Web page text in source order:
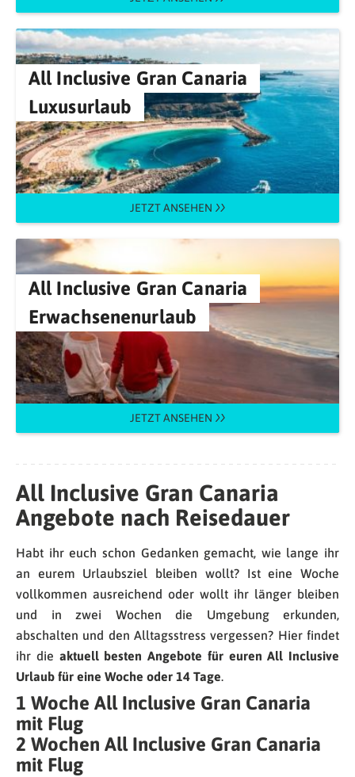
All Inclusive Gran Canaria
Luxusurlaub
JETZT ANSEHEN
All Inclusive Gran Canaria
Erwachsenenurlaub
JETZT ANSEHEN
All Inclusive Gran Canaria
Angebote nach Reisedauer
Habt ihr euch schon Gedanken gemacht, wie lange ihr
an eurem Urlaubsziel bleiben wollt? Ist eine Woche
vollkommen ausreichend oder wollt ihr länger bleiben
und in zwei Wochen die Umgebung erkunden,
abschalten und den Alltagsstress vergessen? Hier findet
ihr die aktuell besten Angebote für euren All Inclusive
Urlaub für eine Woche oder 14 Tage.
1 Woche All Inclusive Gran Canaria
mit Flug
2 Wochen All Inclusive Gran Canaria
mit Flug